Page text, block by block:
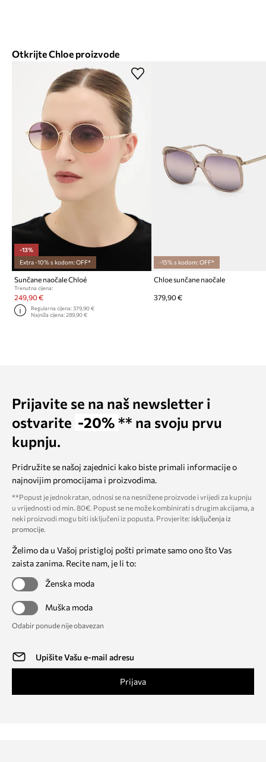
Otkrijte Chloe proizvode
-13%
Extra -10% s kodom: OFF*
Sunčane naočale Chloé
Trenutna cijena:
249,90 €
Regularna cijena:379,90 €
Najniža cijena:289,90 €
-15% s kodom: OFF*
Chloe sunčane naočale
379,90 €
Prijavite se na naš newsletter i
ostvarite -20% ** na svoju prvu
kupnju.
Pridružite se našoj zajednici kako biste primali informacije o
najnovijim promocijama i proizvodima.
**Popust je jednokratan, odnosi se na nesnižene proizvode i vrijedi za kupnju
u vrijednosti od min. 80€. Popust se ne može kombinirati s drugim akcijama, a
neki proizvodi mogu biti isključeni iz popusta. Provjerite: isključenja iz
promocije.
Želimo da u Vašoj pristigloj pošti primate samo ono što Vas
zaista zanima. Recite nam, je li to:
Ženska moda
Muška moda
Odabir ponude nije obavezan
Prijava